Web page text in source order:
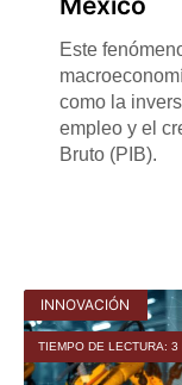
Este
como la
empleo y el
Bruto (PIB).
INNOVACIÓN
TIEMPO DE LECTURA: